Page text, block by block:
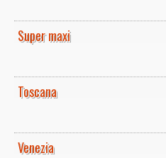
Super maxi
Toscana
Venezia